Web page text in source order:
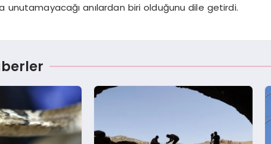
unutamayacağı anılardan biri olduğunu dile getirdi.